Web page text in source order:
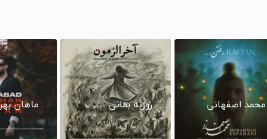
محمد اصفهانی روزبه بمانی ماهان